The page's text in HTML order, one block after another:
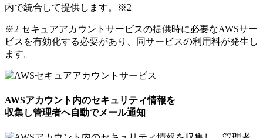
内で統合して提供します。
※2
※2 セキュアアカウントサービスの提供時に必要なAWSサー
ビスを有効化する必要があり、同サービスの利用料が発生し
ます。
AWSアカウント内のセキュリティ情報を
収集し管理者へ自動でメール通知